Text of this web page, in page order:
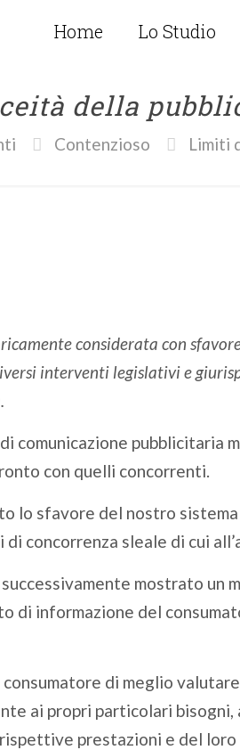
Home Lo Studio
della
Contenzioso Limiti
considerata con
interventi legislativi e
comunicazione pubblicitaria
con quelli concorrenti.
lo sfavore del nostro
concorrenza sleale di cui
mostrato un
di informazione del
di meglio
ai propri particolari
prestazioni e del loro